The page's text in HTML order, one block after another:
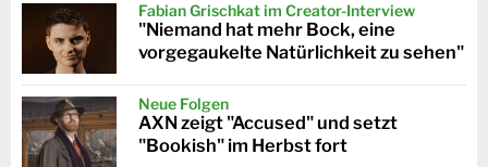
Fabian Grischkat im Creator-Interview
"Niemand hat mehr Bock, eine
vorgegaukelte Natürlichkeit zu sehen"
Neue Folgen
AXN zeigt "Accused" und setzt
"Bookish" im Herbst fort